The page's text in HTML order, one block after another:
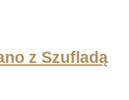
z Szufladą